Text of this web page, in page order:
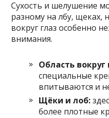
Сухость и шелушение
разному на лбу, щеках,
вокруг глаз особенно
внимания.
Область вокруг
специальные
впитываются и
Щёки и лоб:
более плотные